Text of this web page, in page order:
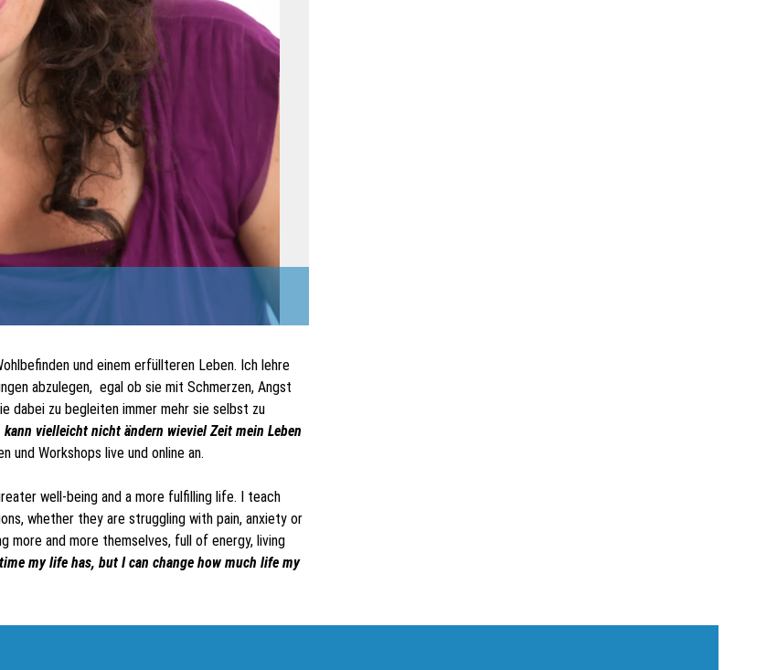
und einem erfüllteren Leben. Ich lehre
abzulegen, egal ob sie mit Schmerzen, Angst
dabei zu begleiten immer mehr sie selbst zu
kann vielleicht nicht ändern wieviel Zeit mein Leben
und Workshops live und online an.
well-being and a more fulfilling life. I teach
whether they are struggling with pain, anxiety or
and more themselves, full of energy, living
my life has, but I can change how much life my